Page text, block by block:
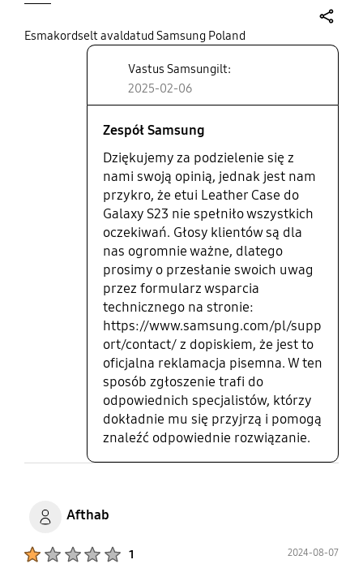
Esmakordselt avaldatud Samsung Poland
Vastus Samsungilt:
2025-02-06
Zespół Samsung
Dziękujemy za podzielenie się z
nami swoją opinią, jednak jest nam
przykro, że etui Leather Case do
Galaxy S23 nie spełniło wszystkich
oczekiwań. Głosy klientów są dla
nas ogromnie ważne, dlatego
prosimy o przesłanie swoich uwag
przez formularz wsparcia
technicznego na stronie:
https://www.samsung.com/pl/supp
ort/contact/ z dopiskiem, że jest to
oficjalna reklamacja pisemna. W ten
sposób zgłoszenie trafi do
odpowiednich specjalistów, którzy
dokładnie mu się przyjrzą i pomogą
znaleźć odpowiednie rozwiązanie.
Afthab
1 2024-08-07